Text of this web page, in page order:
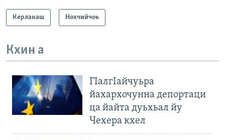
Керланаш Нохчийчоь
Кхин а
ГIалгIайчуьра
йахархочунна депортаци
ца йайта дуьхьал йу
Чехера кхел